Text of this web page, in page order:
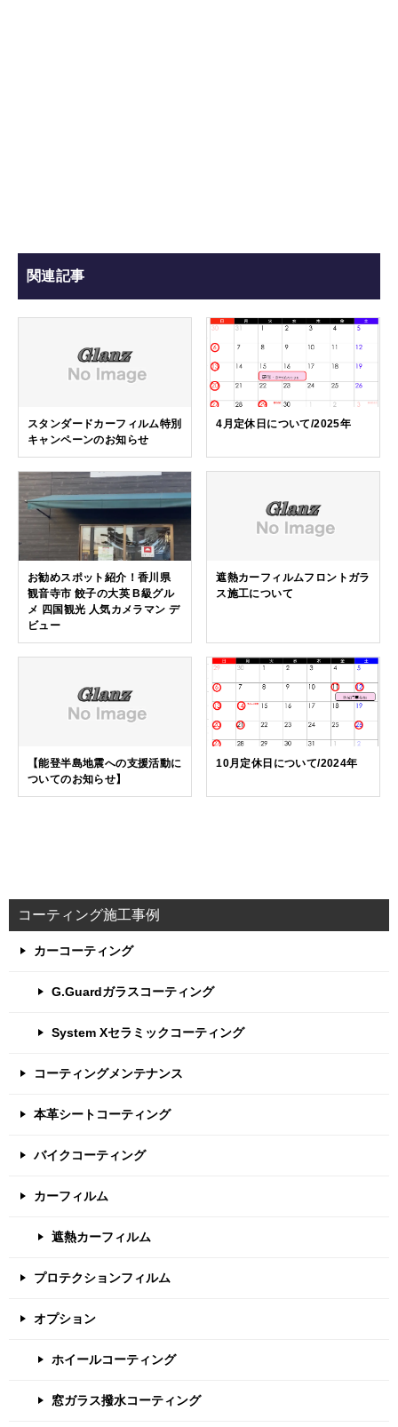
関連記事
スタンダードカーフィルム特別
キャンペーンのお知らせ
4月定休日について/2025年
お勧めスポット紹介！香川県
観音寺市 餃子の大英 B級グル
メ 四国観光 人気カメラマン デ
ビュー
遮熱カーフィルムフロントガラ
ス施工について
【能登半島地震への支援活動に
ついてのお知らせ】
10月定休日について/2024年
コーティング施工事例
カーコーティング
G.Guardガラスコーティング
System Xセラミックコーティング
コーティングメンテナンス
本革シートコーティング
バイクコーティング
カーフィルム
遮熱カーフィルム
プロテクションフィルム
オプション
ホイールコーティング
窓ガラス撥水コーティング